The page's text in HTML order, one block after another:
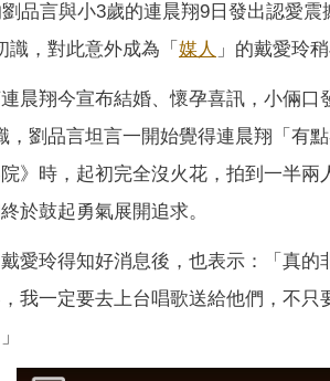
品言與小3歲的連晨翔9日發出認愛
識，對此意外成為「 媒人 」的戴愛玲
晨翔今宣布結婚、懷孕喜訊，小倆
，劉品言坦言一開始覺得連晨翔「有
》時，起初完全沒火花，拍到一半
於鼓起勇氣展開追求。
愛玲得知好消息後，也表示：「真
我一定要去上台唱歌送給他們，不